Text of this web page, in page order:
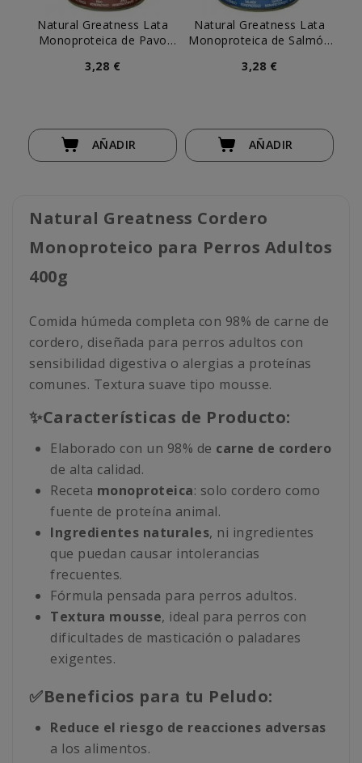
Natural Greatness Lata
Monoproteica de Pavo
3,28 €
AÑADIR
Natural Greatness Lata
Monoproteica de Salmón
3,28 €
AÑADIR
Natural Greatness Cordero
Monoproteico para Perros Adultos
400g
Comida húmeda completa con 98% de carne de
cordero, diseñada para perros adultos con
sensibilidad digestiva o alergias a proteínas
comunes. Textura suave tipo mousse.
✨Características de Producto:
Elaborado con un 98% de carne de cordero
de alta calidad.
Receta monoproteica: solo cordero como
fuente de proteína animal.
Ingredientes naturales, ni ingredientes
que puedan causar intolerancias
frecuentes.
Fórmula pensada para perros adultos.
Textura mousse, ideal para perros con
dificultades de masticación o paladares
exigentes.
✅Beneficios para tu Peludo:
Reduce el riesgo de reacciones adversas
a los alimentos.